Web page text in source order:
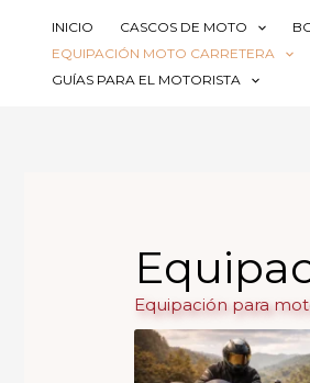
contenido
INICIO CASCOS DE MOTO
EQUIPACIÓN MOTO CARRETERA
GUÍAS PARA EL MOTORISTA
Equipación para